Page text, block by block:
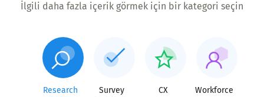
İlgili daha fazla içerik görmek için bir kategori seçin
Research
Survey
CX Workforce